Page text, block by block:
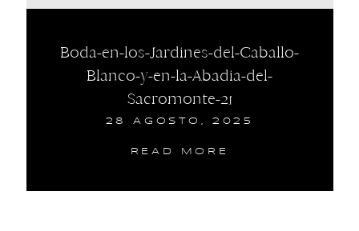
Boda-en-los-Jardines-del-Caballo-
Blanco-y-en-la-Abadia-del-
Sacromonte-21
28 AGOSTO, 2025
READ MORE